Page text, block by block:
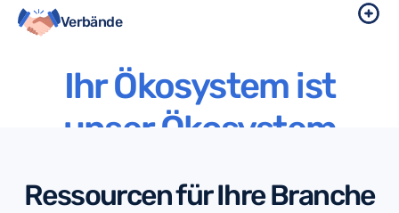
Verbände
Ihr Ökosystem ist
unser Ökosystem
Ressourcen für Ihre Branche